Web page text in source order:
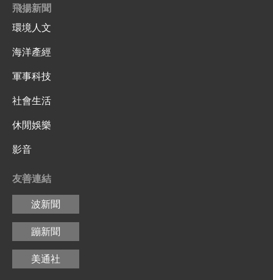
飛揚新聞
環境人文
海洋產經
軍事科技
社會生活
休閒娛樂
影音
友善連結
波新聞
蹦新聞
美通社